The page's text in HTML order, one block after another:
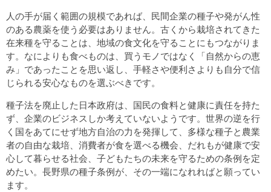
人の手が届く範囲の規模であれば、民間企業の種子や発がん性
のある農薬を使う必要はありません。古くから栽培されてきた
在来種を守ることは、地域の食文化を守ることにもつながりま
す。なによりも食べものは、買うモノではなく「自然からの恵
み」であったことを思い返し、手軽さや便利さよりも自分で信
じられる安心なものを選ぶべきです。
種子法を廃止した日本政府は、国民の食料と健康に責任を持た
ず、企業のビジネスしか考えていないようです。世界の逆を行
く国をあてにせず地方自治の力を発揮して、多様な種子と農業
者の自由な栽培、消費者が食を選べる機会、だれもが健康で安
心して暮らせる社会、子どもたちの未来を守るための条例を定
めたい。長野県の種子条例が、その一端になれればと願ってい
ます。